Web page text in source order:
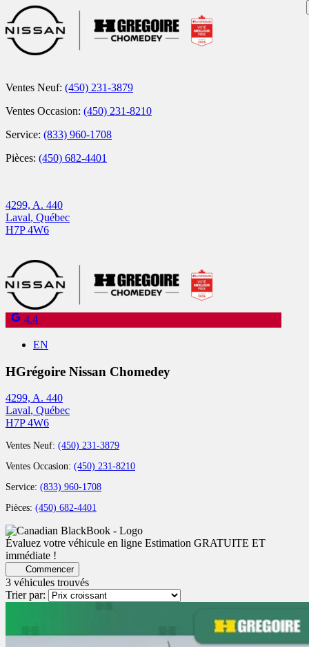
Ventes Neuf: (450) 231-3879
Ventes Occasion: (450) 231-8210
Service: (833) 960-1708
Pièces: (450) 682-4401
4299, A. 440
Laval, Québec
H7P 4W6
4.4
EN
HGrégoire Nissan Chomedey
4299, A. 440
Laval, Québec
H7P 4W6
Ventes Neuf: (450) 231-3879
Ventes Occasion: (450) 231-8210
Service: (833) 960-1708
Pièces: (450) 682-4401
Évaluez votre véhicule en ligne Estimation GRATUITE ET
immédiate !
Commencer
3 véhicules trouvés
Trier par: